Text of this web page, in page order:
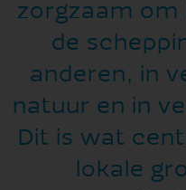
zorgzaam om
de
anderen, in
natuur en in
Dit is wat
lokale